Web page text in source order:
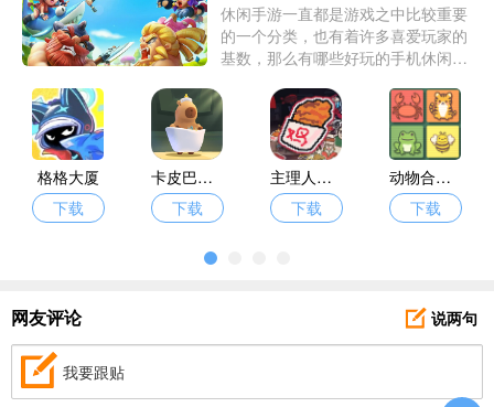
休闲手游一直都是游戏之中比较重要
的一个分类，也有着许多喜爱玩家的
基数，那么有哪些好玩的手机休闲游
找游戏的烦恼，特意带来了许多高品
质的休闲手游。
格格大厦
下载
卡皮巴拉跳一跳
下载
主理人大战食客
下载
动物合合消
下载
网友评论 说两句
我要跟贴